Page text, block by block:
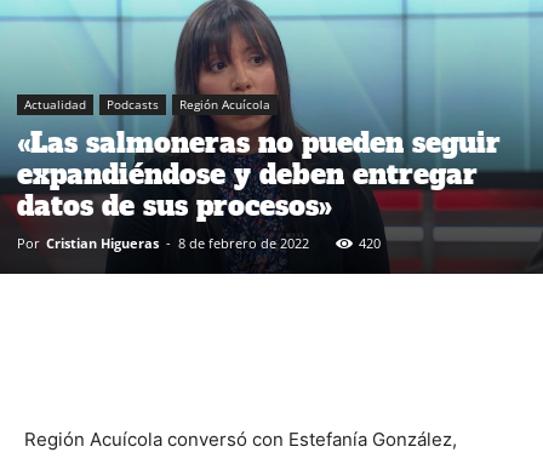
Actualidad Podcasts Región Acuícola
«Las salmoneras no pueden seguir
expandiéndose y deben entregar
datos de sus procesos»
Por Cristian Higueras - 8 de febrero de 2022 420
Región Acuícola conversó con Estefanía González,